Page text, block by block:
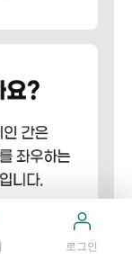
로그인